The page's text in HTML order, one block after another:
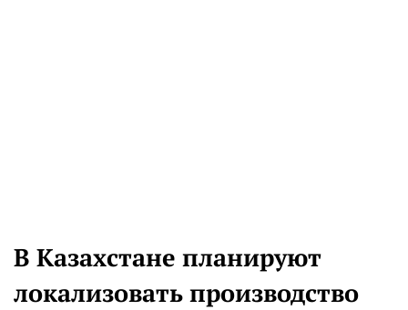
В Казахстане планируют
локализовать производство